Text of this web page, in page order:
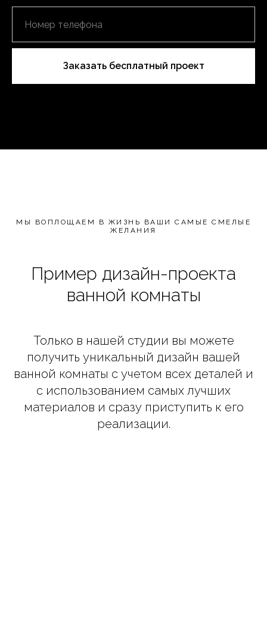
Заказать бесплатный проект
МЫ ВОПЛОЩАЕМ В ЖИЗНЬ ВАШИ САМЫЕ СМЕЛЫЕ
ЖЕЛАНИЯ
Пример дизайн-проекта
ванной комнаты
Только в нашей студии вы можете
получить уникальный дизайн вашей
ванной комнаты с учетом всех деталей и
с использованием самых лучших
материалов и сразу приступить к его
реализации.